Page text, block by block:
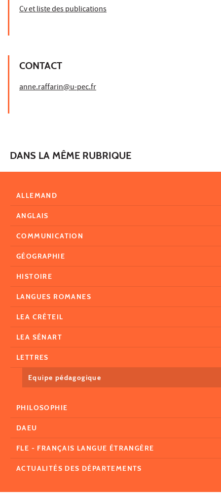
Cv et liste des publications
CONTACT
anne.raffarin@u-pec.fr
DANS LA MÊME RUBRIQUE
ALLEMAND
ANGLAIS
COMMUNICATION
GÉOGRAPHIE
HISTOIRE
LANGUES ROMANES
LEA CRÉTEIL
LEA SÉNART
LETTRES
Equipe pédagogique
PHILOSOPHIE
DAEU
FLE - FRANÇAIS LANGUE ÉTRANGÈRE
ACTUALITÉS DES DÉPARTEMENTS